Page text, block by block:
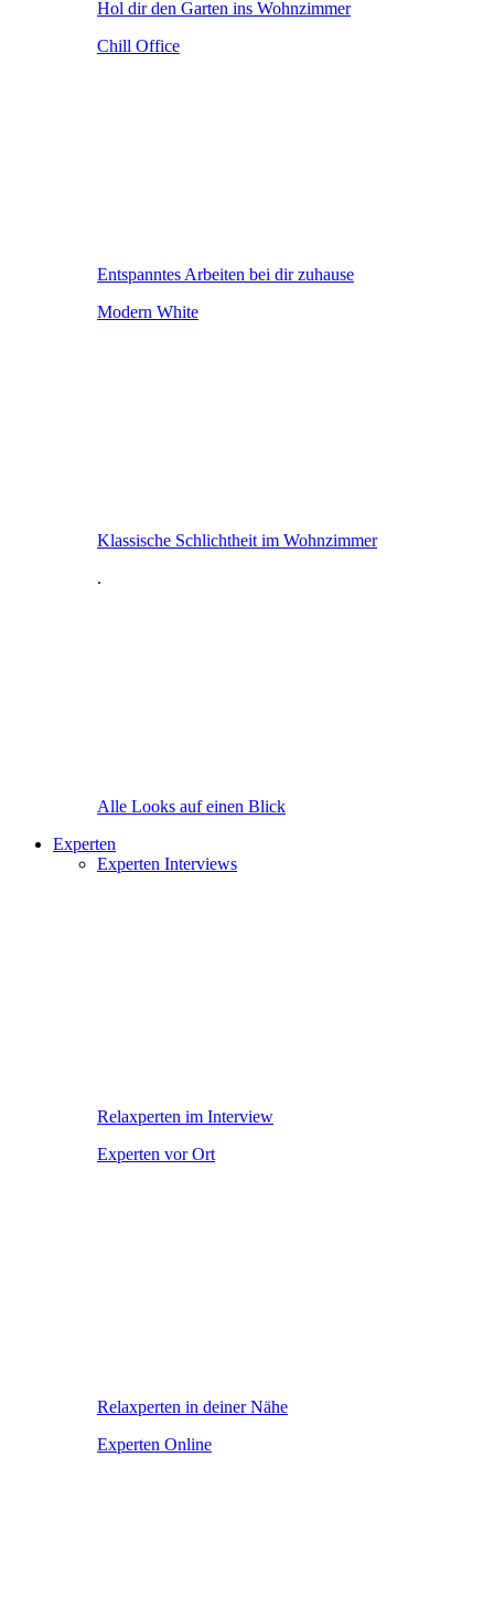
Hol dir den Garten ins Wohnzimmer
Chill Office
Entspanntes Arbeiten bei dir zuhause
Modern White
Klassische Schlichtheit im Wohnzimmer
.
Alle Looks auf einen Blick
Experten
Experten Interviews
Relaxperten im Interview
Experten vor Ort
Relaxperten in deiner Nähe
Experten Online